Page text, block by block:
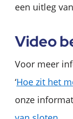
een uitleg
Video
Voor meer
‘Hoe zit het
onze